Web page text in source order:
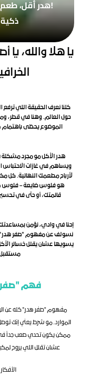
الموضوع يحظى باهتمام
قائمتك، أو حتى في
مستقبل
فهم
عشان تقلل اللي يروح